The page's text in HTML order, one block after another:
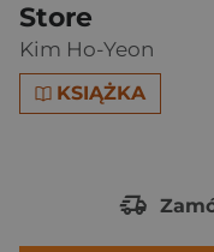
Store
Kim Ho-Yeon
KSIĄŻKA